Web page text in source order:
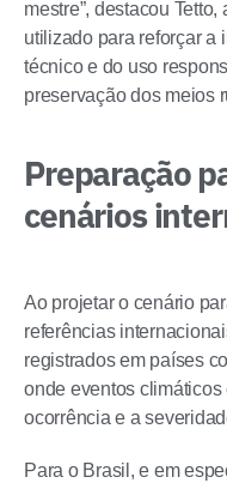
mestre”, destacou
utilizado para reforçar a
técnico e do uso
preservação dos meios
Preparação
cenários
Ao projetar o cenário
referências
registrados em países
onde eventos
ocorrência e a
Para o Brasil, e em